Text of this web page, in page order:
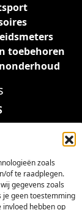
zoals
of te raadplegen.
gegevens zoals
je geen toestemming
hebben op
toebehoren